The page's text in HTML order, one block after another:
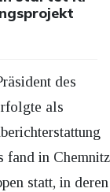
des
als
fand in Chemnitz
statt, in deren